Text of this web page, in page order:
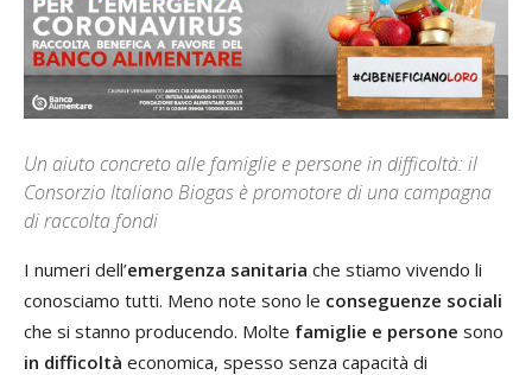
Un aiuto concreto alle famiglie e persone in difficoltà: il
Consorzio Italiano Biogas è promotore di una campagna
di raccolta fondi
I numeri dell’emergenza sanitaria che stiamo vivendo li
conosciamo tutti. Meno note sono le conseguenze sociali
che si stanno producendo. Molte famiglie e persone sono
in difficoltà economica, spesso senza capacità di